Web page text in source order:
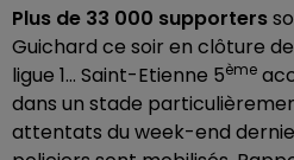
Plus de 33 000 supporters
Guichard ce soir en clôture de
ligue 1… Saint-Etienne 5ème
dans un stade
attentats du week-end